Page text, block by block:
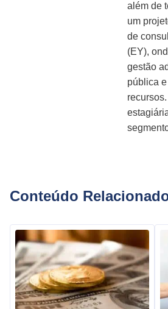
além de
um
de
(EY),
gestão
pública
Conteúdo